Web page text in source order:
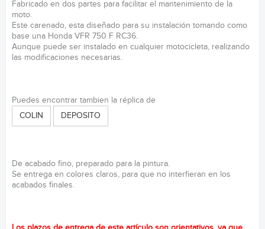
Fabricado en dos partes para facilitar el mantenimiento de la
moto.
Este carenado, esta diseñado para su instalación tomando como
base una Honda VFR 750 F RC36.
Aunque puede ser instalado en cualquier motocicleta, realizando
las modificaciones necesarias.
Puedes encontrar tambien la réplica de
COLIN
DEPOSITO
De acabado fino, preparado para la pintura.
Se entrega en colores claros, para que no interfieran en los
acabados finales.